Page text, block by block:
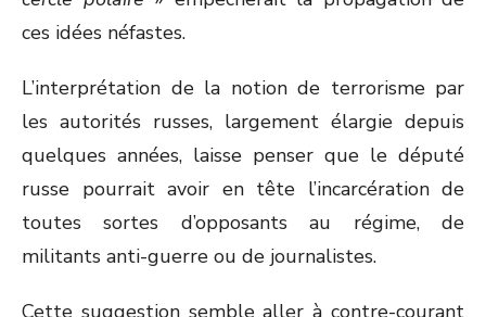
ces idées néfastes.
L’interprétation de la notion de terrorisme par
les autorités russes, largement élargie depuis
quelques années, laisse penser que le député
russe pourrait avoir en tête l’incarcération de
toutes sortes d’opposants au régime, de
militants anti-guerre ou de journalistes.
Cette suggestion semble aller à contre-courant